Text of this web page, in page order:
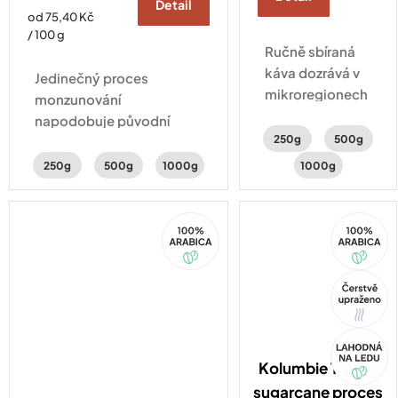
Měrná
cena:
od 75,40 Kč
/ 100 g
Detail
Jedinečný proces
monzunování
napodobuje původní
plachetnicích. A hlavně jí
kořeněnou chuť plnou
hořké čokolády a mandlí.
250g 500g 1000g
Ručně sbíraná
káva dozrává v
mikroregionech
Vybírá se jen ta
nejlepší –
výsledkem je
jemná chuť
250g
500g
1000g
Arabica
Tip
Arabica
Kolumbie Tolima
sugarcane proces